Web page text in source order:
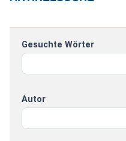
Gesuchte Wörter
Autor